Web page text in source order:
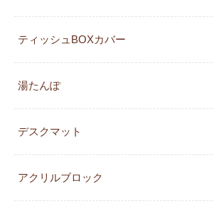
ティッシュBOXカバー
湯たんぽ
デスクマット
アクリルブロック